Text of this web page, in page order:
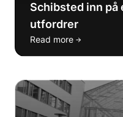
Schibsted inn på
utfordrer
Read more →